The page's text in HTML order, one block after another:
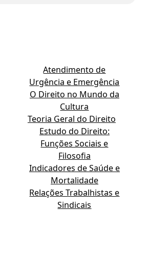
Atendimento de
Urgência e Emergência
O Direito no Mundo da
Cultura
Teoria Geral do Direito
Estudo do Direito:
Funções Sociais e
Filosofia
Indicadores de Saúde e
Mortalidade
Relações Trabalhistas e
Sindicais